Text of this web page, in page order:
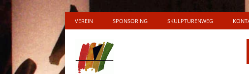
VEREIN SPONSORING SKULPTURENWEG